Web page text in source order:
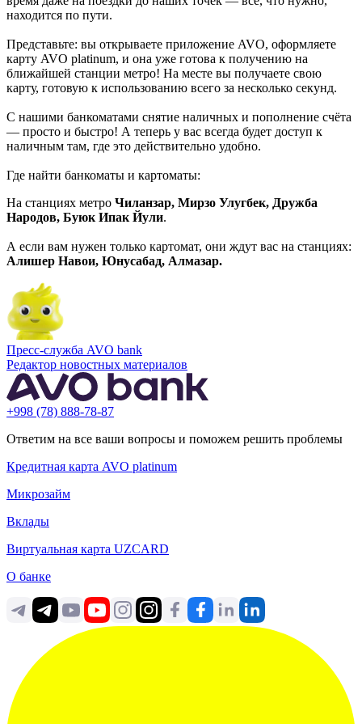
находится по пути.
Представьте: вы открываете приложение AVO, оформляете
карту AVO platinum, и она уже готова к получению на
ближайшей станции метро! На месте вы получаете свою
карту, готовую к использованию всего за несколько секунд.
С нашими банкоматами снятие наличных и пополнение счёта
— просто и быстро! А теперь у вас всегда будет доступ к
наличным там, где это действительно удобно.
Где найти банкоматы и картоматы:
На станциях метро Чиланзар, Мирзо Улугбек, Дружба
Народов, Буюк Ипак Йули.
А если вам нужен только картомат, они ждут вас на станциях:
Алишер Навои, Юнусабад, Алмазар.
Пресс-служба AVO bank
Редактор новостных материалов
+998 (78) 888-78-87
Ответим на все ваши вопросы и поможем решить проблемы
Кредитная карта AVO platinum
Микрозайм
Вклады
Виртуальная карта UZCARD
О банке